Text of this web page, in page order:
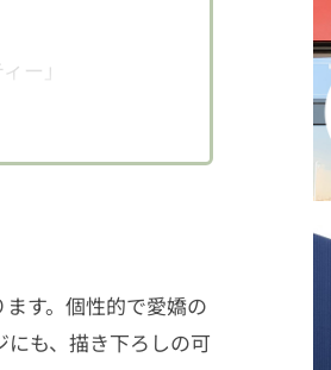
ー」
ます。個性的で愛嬌の
も、描き下ろしの可